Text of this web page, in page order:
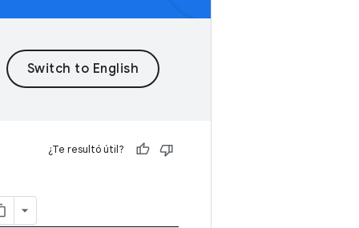
¿Te resultó útil?